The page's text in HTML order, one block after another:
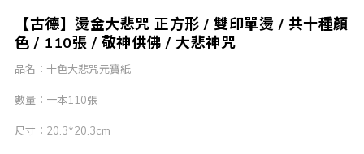
【古德】燙金大悲咒 正方形 / 雙印單燙 / 共十種顏
色 / 110張 / 敬神供佛 / 大悲神咒
品名：十色大悲咒元寶紙
數量：一本110張
尺寸：20.3*20.3cm